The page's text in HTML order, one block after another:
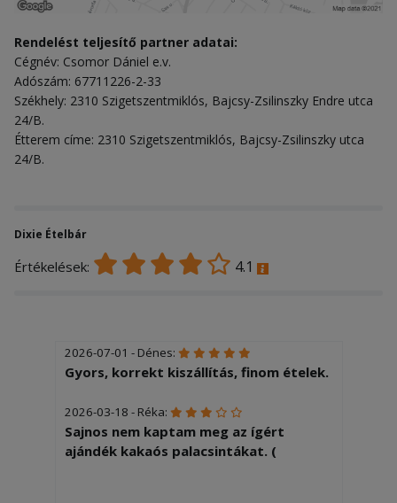
Rendelést teljesítő partner adatai:
Cégnév: Csomor Dániel e.v.
Adószám: 67711226-2-33
Székhely: 2310 Szigetszentmiklós, Bajcsy-Zsilinszky Endre utca
24/B.
Étterem címe: 2310 Szigetszentmiklós, Bajcsy-Zsilinszky utca
24/B.
Dixie Ételbár
Értékelések: 4.1
2026-07-01 - Dénes:
Gyors, korrekt kiszállítás, finom ételek.
2026-03-18 - Réka:
Sajnos nem kaptam meg az ígért
ajándék kakaós palacsintákat. (